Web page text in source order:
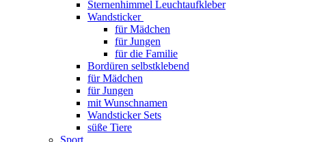
Sternenhimmel Leuchtaufkleber
Wandsticker
für Mädchen
für Jungen
für die Familie
Bordüren selbstklebend
für Mädchen
für Jungen
mit Wunschnamen
Wandsticker Sets
süße Tiere
Sport